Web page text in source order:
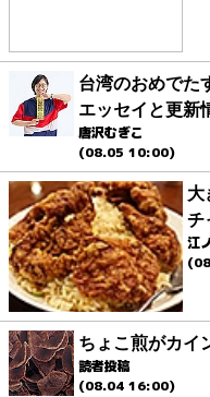
台湾のおめでた
エッセイと更新
唐沢むぎこ
(08.05 10:00)
大
チ
江
ちょこ煎がカイ
読者投稿
(08.04 16:00)